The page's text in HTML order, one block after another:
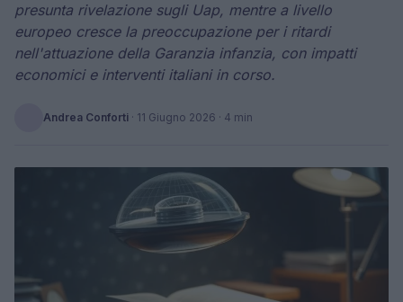
presunta rivelazione sugli Uap, mentre a livello
europeo cresce la preoccupazione per i ritardi
nell'attuazione della Garanzia infanzia, con impatti
economici e interventi italiani in corso.
Andrea Conforti · 11 Giugno 2026 · 4 min